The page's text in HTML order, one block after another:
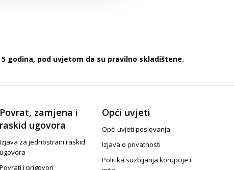
godina, pod uvjetom da su pravilno skladištene.
Povrat, zamjena i
raskid ugovora
Izjava za jednostrani raskid
ugovora
Povrati i prigovori
Opći uvjeti
Opći uvjeti poslovanja
Izjava o privatnosti
Politika suzbijanja korupcije i